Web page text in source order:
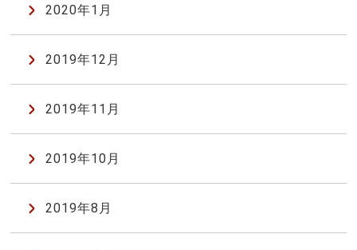
2020年1月
2019年12月
2019年11月
2019年10月
2019年8月